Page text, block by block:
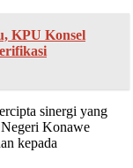
KPU Konsel
sinergi yang
Negeri Konawe
kepada